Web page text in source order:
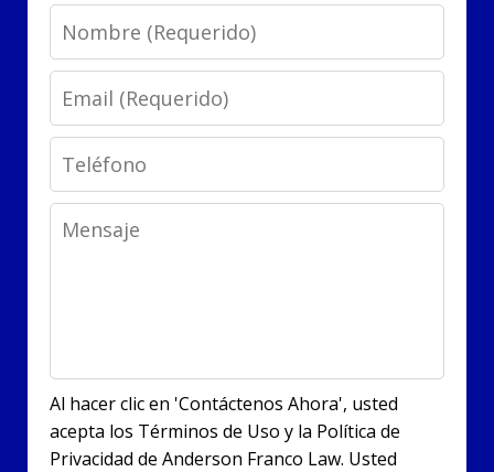
Name
Email
Phone
Message
Al hacer clic en 'Contáctenos Ahora', usted
acepta los Términos de Uso y la Política de
Privacidad de Anderson Franco Law. Usted